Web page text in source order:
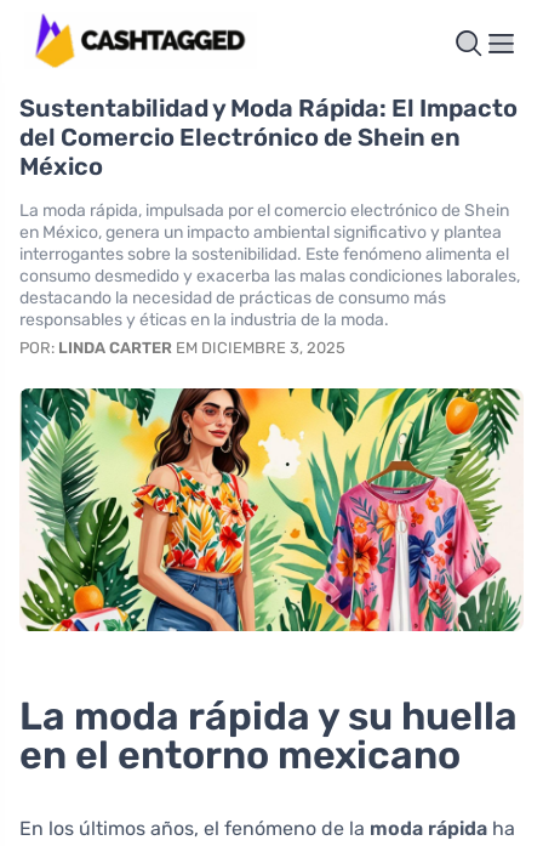
Sustentabilidad y Moda Rápida: El Impacto
del Comercio Electrónico de Shein en
México
La moda rápida, impulsada por el comercio electrónico de Shein
en México, genera un impacto ambiental significativo y plantea
interrogantes sobre la sostenibilidad. Este fenómeno alimenta el
consumo desmedido y exacerba las malas condiciones laborales,
destacando la necesidad de prácticas de consumo más
responsables y éticas en la industria de la moda.
POR: LINDA CARTER EM DICIEMBRE 3, 2025
La moda rápida y su huella
en el entorno mexicano
En los últimos años, el fenómeno de la moda rápida ha